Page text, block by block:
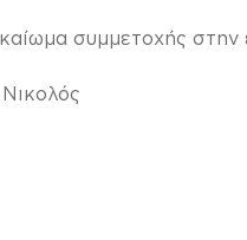
συμμετοχής